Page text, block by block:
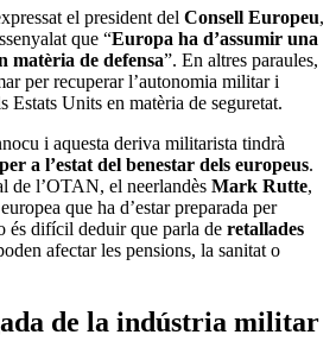
el president del Consell Europeu,
que “Europa ha d’assumir una
matèria de defensa”. En altres paraules,
per recuperar l’autonomia militar i
Estats Units en matèria de seguretat.
i aquesta deriva militarista tindrà
a l’estat del benestar dels europeus.
de l’OTAN, el neerlandès Mark Rutte,
que ha d’estar preparada per
és difícil deduir que parla de retallades
afectar les pensions, la sanitat o
de la indústria militar